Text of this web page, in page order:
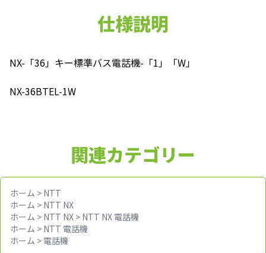
仕様説明
NX-「36」キー標準バス電話機-「1」「W」
NX-36BTEL-1W
関連カテゴリー
ホーム > NTT
ホーム > NTT NX
ホーム > NTT NX > NTT NX 電話機
ホーム > NTT 電話機
ホーム > 電話機